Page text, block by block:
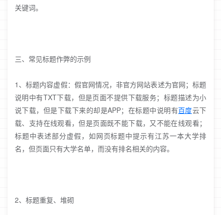
关键词。
三、常见标题作弊的示例
1、标题内容虚假：假官网情况，非官方网站表述为官网；标题
说明中有TXT下载，但是页面不提供下载服务；标题描述为小
说下载，但是下载下来的却是APP；在标题中说明有百度云下
载、支持在线观看，但是页面既不能下载，又不能在线观看；
标题中表述部分虚假，如网页标题中提示有江苏一本大学排
名，但页面只有大学名单，而没有排名相关的内容。
2、标题重复、堆砌